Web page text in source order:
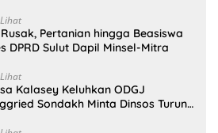
Pertanian hingga Beasiswa
DPRD Sulut Dapil Minsel-Mitra
Kalasey Keluhkan ODGJ
Sondakh Minta Dinsos Turun